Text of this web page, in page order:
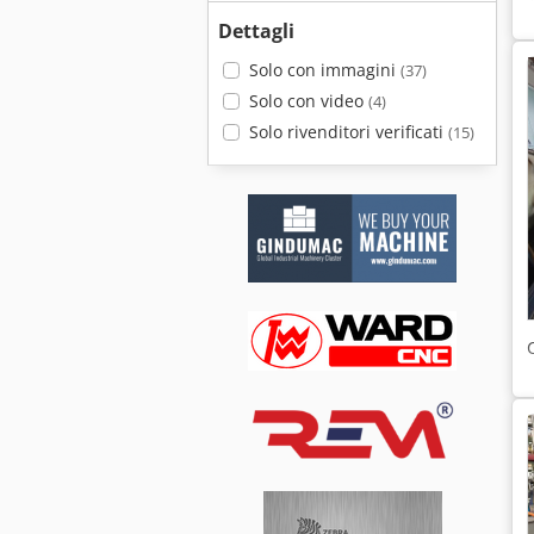
Dettagli
Solo con immagini (37)
Solo con video (4)
Solo rivenditori verificati (15)